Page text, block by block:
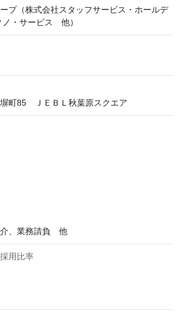
プ（株式会社スタッフサービス・ホールデ
ノ・サービス 他）
町85　ＪＥＢＬ秋葉原スクエア
、業務請負　他
用比率